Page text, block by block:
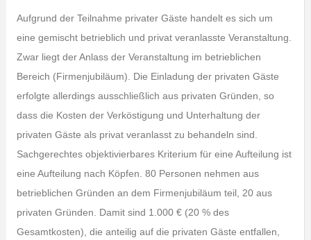
Aufgrund der Teilnahme privater Gäste handelt es sich um
eine gemischt betrieblich und privat veranlasste Veranstaltung.
Zwar liegt der Anlass der Veranstaltung im betrieblichen
Bereich (Firmenjubiläum). Die Einladung der privaten Gäste
erfolgte allerdings ausschließlich aus privaten Gründen, so
dass die Kosten der Verköstigung und Unterhaltung der
privaten Gäste als privat veranlasst zu behandeln sind.
Sachgerechtes objektivierbares Kriterium für eine Aufteilung ist
eine Aufteilung nach Köpfen. 80 Personen nehmen aus
betrieblichen Gründen an dem Firmenjubiläum teil, 20 aus
privaten Gründen. Damit sind 1.000 € (20 % des
Gesamtkosten), die anteilig auf die privaten Gäste entfallen,